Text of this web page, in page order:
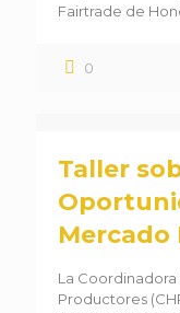
Fairtrade de
0
Taller
La
Productores